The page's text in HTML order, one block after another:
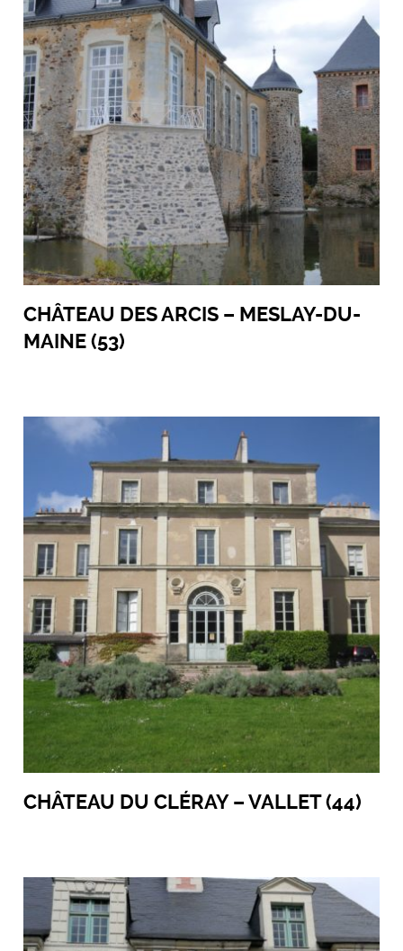
CHÂTEAU DES ARCIS – MESLAY-DU-
MAINE (53)
CHÂTEAU DU CLÉRAY – VALLET (44)